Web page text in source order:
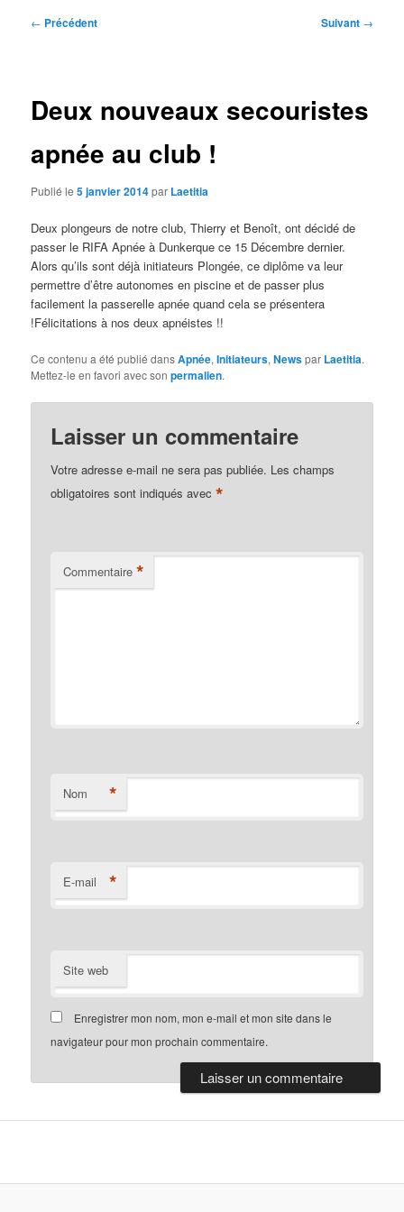
Navigation
← Précédent Suivant →
Deux nouveaux secouristes
apnée au club !
Publié le5 janvier 2014par Laetitia
Deux plongeurs de notre club, Thierry et Benoît, ont décidé de
passer le RIFA Apnée à Dunkerque ce 15 Décembre dernier.
Alors qu’ils sont déjà initiateurs Plongée, ce diplôme va leur
permettre d’être autonomes en piscine et de passer plus
facilement la passerelle apnée quand cela se présentera
!Félicitations à nos deux apnéistes !!
Ce contenu a été publié dansApnée,Initiateurs,Newspar Laetitia.
Mettez-le en favori avec sonpermalien.
Laisser un commentaire
Votre adresse e-mail ne sera pas publiée. Les champs
obligatoires sont indiqués avec*
Commentaire *
Nom *
E-mail *
Site web
Enregistrer mon nom, mon e-mail et mon site dans le
navigateur pour mon prochain commentaire.